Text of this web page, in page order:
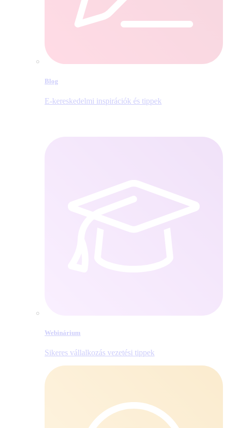
Blog
E‑kereskedelmi inspirációk és tippek
Webinárium
Sikeres vállalkozás vezetési tippek